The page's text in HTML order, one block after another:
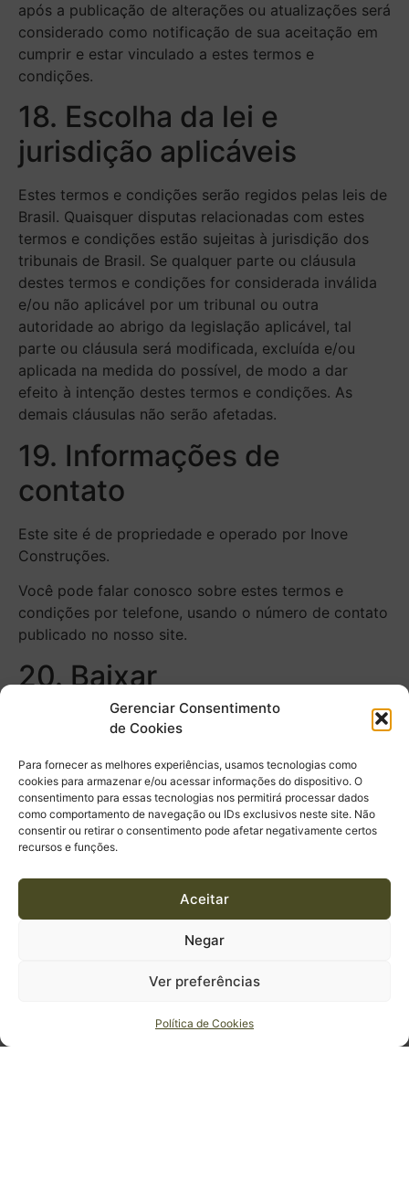
Gerenciar Consentimento
de Cookies
Para fornecer as melhores experiências, usamos tecnologias como
cookies para armazenar e/ou acessar informações do dispositivo. O
consentimento para essas tecnologias nos permitirá processar dados
como comportamento de navegação ou IDs exclusivos neste site. Não
consentir ou retirar o consentimento pode afetar negativamente certos
recursos e funções.
Aceitar
Negar
Ver preferências
Política de Cookies
após a publicação de alterações ou atualizações será
considerado como notificação de sua aceitação em
cumprir e estar vinculado a estes termos e
condições.
18. Escolha da lei e
jurisdição aplicáveis
Estes termos e condições serão regidos pelas leis de
Brasil. Quaisquer disputas relacionadas com estes
termos e condições estão sujeitas à jurisdição dos
tribunais de Brasil. Se qualquer parte ou cláusula
destes termos e condições for considerada inválida
e/ou não aplicável por um tribunal ou outra
autoridade ao abrigo da legislação aplicável, tal
parte ou cláusula será modificada, excluída e/ou
aplicada na medida do possível, de modo a dar
efeito à intenção destes termos e condições. As
demais cláusulas não serão afetadas.
19. Informações de
contato
Este site é de propriedade e operado por Inove
Construções.
Você pode falar conosco sobre estes termos e
condições por telefone, usando o número de contato
publicado no nosso site.
20. Baixar
Você também podebaixarnossos termos e